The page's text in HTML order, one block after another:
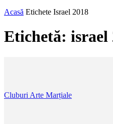
Cluburi Arte Marțiale
Acasă Etichete Israel 2018
Etichetă: israel